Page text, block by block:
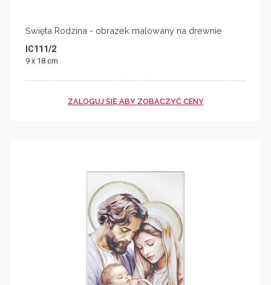
Święta Rodzina - obrazek malowany na drewnie
IC111/2
9 x 18 cm
ZALOGUJ SIĘ ABY ZOBACZYĆ CENY